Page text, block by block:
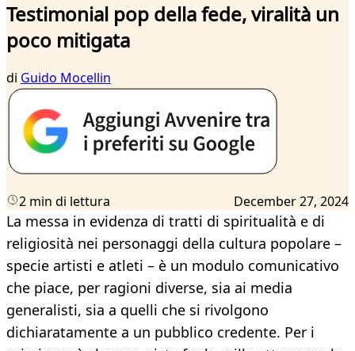
Testimonial pop della fede, viralità un
poco mitigata
di Guido Mocellin
2 min di lettura December 27, 2024
La messa in evidenza di tratti di spiritualità e di
religiosità nei personaggi della cultura popolare –
specie artisti e atleti – è un modulo comunicativo
che piace, per ragioni diverse, sia ai media
generalisti, sia a quelli che si rivolgono
dichiaratamente a un pubblico credente. Per i